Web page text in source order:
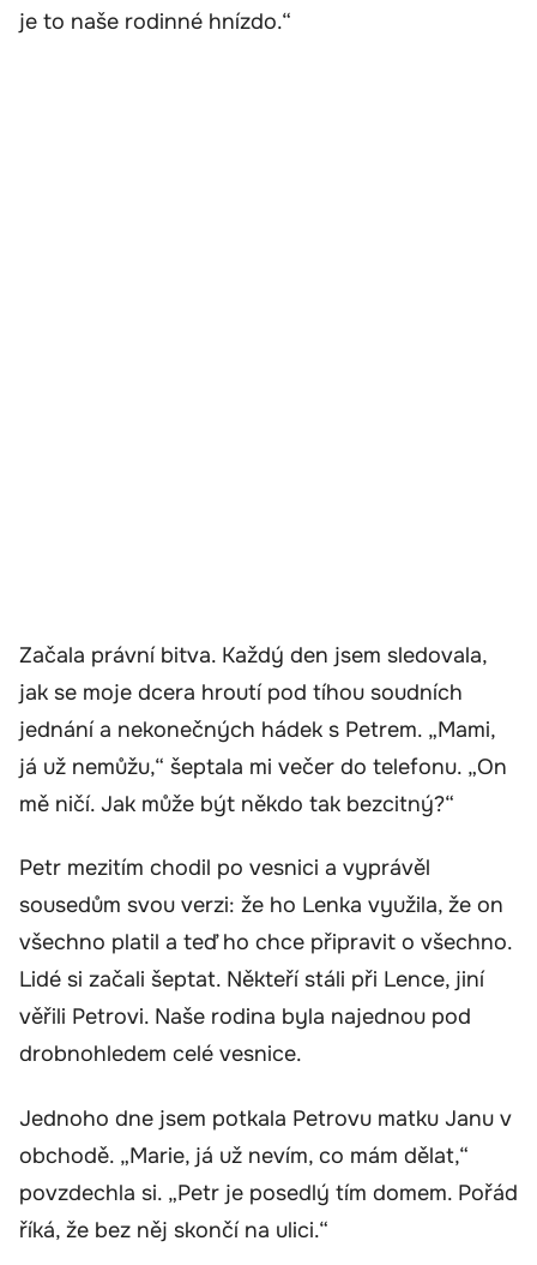
je to naše rodinné hnízdo.“
Začala právní bitva. Každý den jsem sledovala,
jak se moje dcera hroutí pod tíhou soudních
jednání a nekonečných hádek s Petrem. „Mami,
já už nemůžu,“ šeptala mi večer do telefonu. „On
mě ničí. Jak může být někdo tak bezcitný?“
Petr mezitím chodil po vesnici a vyprávěl
sousedům svou verzi: že ho Lenka využila, že on
všechno platil a teď ho chce připravit o všechno.
Lidé si začali šeptat. Někteří stáli při Lence, jiní
věřili Petrovi. Naše rodina byla najednou pod
drobnohledem celé vesnice.
Jednoho dne jsem potkala Petrovu matku Janu v
obchodě. „Marie, já už nevím, co mám dělat,“
povzdechla si. „Petr je posedlý tím domem. Pořád
říká, že bez něj skončí na ulici.“